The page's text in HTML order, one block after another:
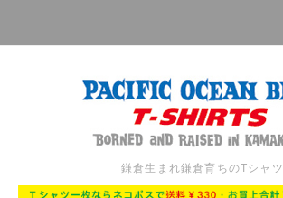
鎌倉生まれ鎌倉育ちのTシャツ